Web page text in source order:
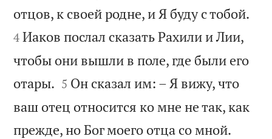
отцов, к своей родне, и Я буду с тобой.
4 Иаков послал сказать Рахили и Лии,
чтобы они вышли в поле, где были его
отары. 

5 Он сказал им: – Я вижу, что
ваш отец относится ко мне не так, как
прежде, но Бог моего отца со мной.